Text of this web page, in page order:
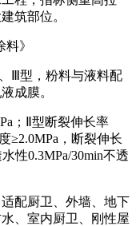
筑部位。
》
Ⅲ型，粉料与液料配
成膜。
；Ⅱ型断裂伸长率
≥2.0MPa，断裂伸长
性0.3MPa/30min不透
配厨卫、外墙、地下
、室内厨卫、刚性屋